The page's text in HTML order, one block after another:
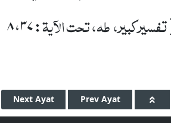
تفسیرکبیر، طہ، تحت الآیۃ:۳۷،۸
Next Ayat Prev Ayat